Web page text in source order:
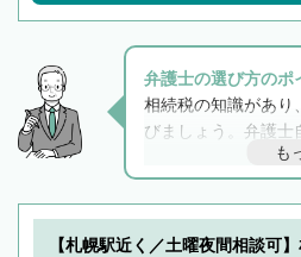
弁護士の選び方のポ
相続税の知識があり
びましょう。弁護士
と他士業との連携
解決のみならず相続
できます。また、相
でフィーリングも
も
【札幌駅近く／土曜夜間相談可